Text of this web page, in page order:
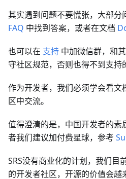
其实遇到问题不要慌张，大部分
FAQ 中找到答案，或者在文档
也可以在 支持 中加微信群，和
守社区规范，否则也得不到支持
作为开发者，我们必须学会看文
区中交流。
值得澄清的是，中国开发者的素
者我们建议加付费星球，参考
SRS没有商业化的计划，我们目
的开发者社区，开源的价值会